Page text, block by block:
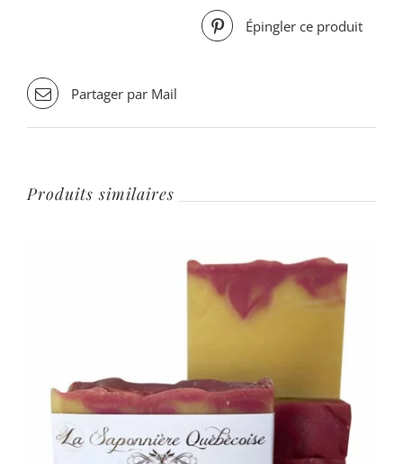
Épingler ce produit
Partager par Mail
Produits similaires